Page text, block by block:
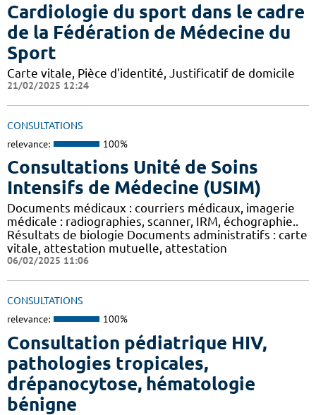
Cardiologie du sport dans le cadre
de la Fédération de Médecine du
Sport
Carte vitale, Pièce d'identité, Justificatif de domicile
21/02/2025 12:24
CONSULTATIONS
relevance: 100%
Consultations Unité de Soins
Intensifs de Médecine (USIM)
Documents médicaux : courriers médicaux, imagerie
médicale : radiographies, scanner, IRM, échographie..
Résultats de biologie Documents administratifs : carte
vitale, attestation mutuelle, attestation
06/02/2025 11:06
CONSULTATIONS
relevance: 100%
Consultation pédiatrique HIV,
pathologies tropicales,
drépanocytose, hématologie
bénigne